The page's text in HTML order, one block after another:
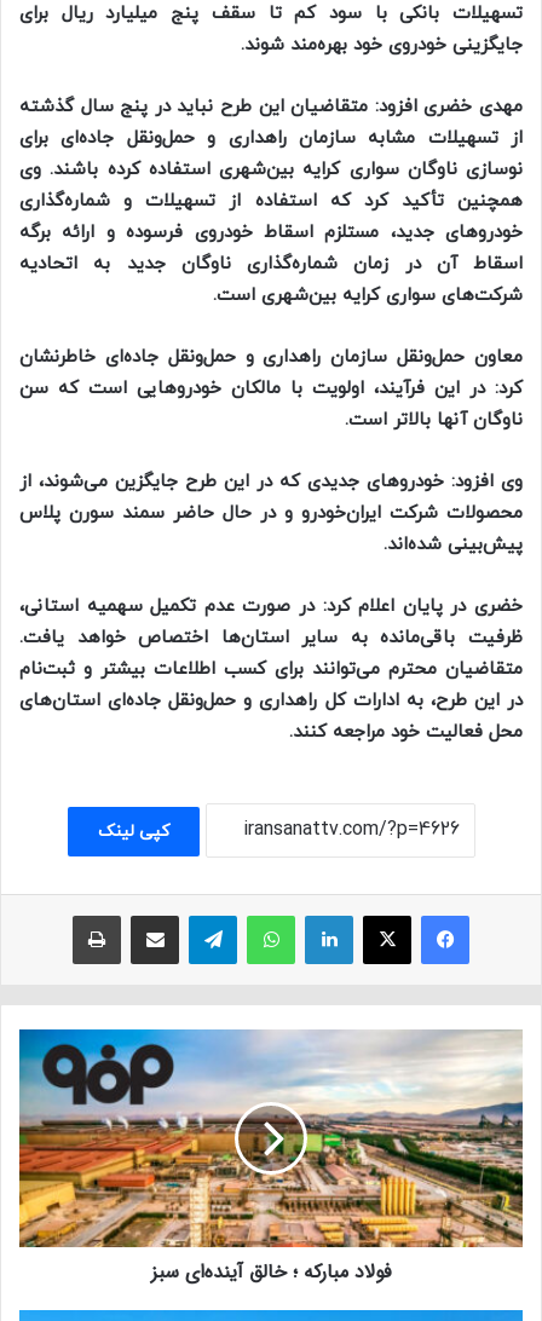
تسهیلات بانکی با سود کم تا سقف پنج میلیارد ریال برای
جایگزینی خودروی خود بهره‌مند شوند.
مهدی خضری افزود: متقاضیان این طرح نباید در پنج سال گذشته
از تسهیلات مشابه سازمان راهداری و حمل‌ونقل جاده‌ای برای
نوسازی ناوگان سواری کرایه بین‌شهری استفاده کرده باشند. وی
همچنین تأکید کرد که استفاده از تسهیلات و شماره‌گذاری
خودروهای جدید، مستلزم اسقاط خودروی فرسوده و ارائه برگه
اسقاط آن در زمان شماره‌گذاری ناوگان جدید به اتحادیه
شرکت‌های سواری کرایه بین‌شهری است.
معاون حمل‌ونقل سازمان راهداری و حمل‌ونقل جاده‌ای خاطرنشان
کرد: در این فرآیند، اولویت با مالکان خودروهایی است که سن
ناوگان آنها بالاتر است.
وی افزود: خودروهای جدیدی که در این طرح جایگزین می‌شوند، از
محصولات شرکت ایران‌خودرو و در حال حاضر سمند سورن پلاس
پیش‌بینی شده‌اند.
خضری در پایان اعلام کرد: در صورت عدم تکمیل سهمیه استانی،
ظرفیت باقی‌مانده به سایر استان‌ها اختصاص خواهد یافت.
متقاضیان محترم می‌توانند برای کسب اطلاعات بیشتر و ثبت‌نام
در این طرح، به ادارات کل راهداری و حمل‌ونقل جاده‌ای استان‌های
محل فعالیت خود مراجعه کنند.
کپی لینک
فیسبوک ایکس لینکداین واتس آپ تلگرام
فولاد مبارکه ؛ خالق آینده‌ای سبز